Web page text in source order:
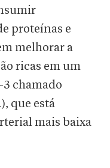
proteínas e
melhorar a
ricas em um
chamado
que está
mais baixa